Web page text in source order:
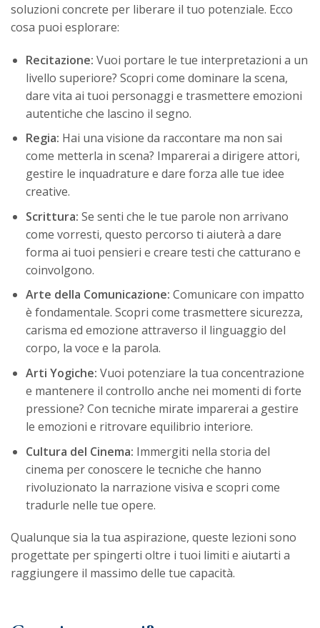
soluzioni concrete per liberare il tuo potenziale. Ecco
cosa puoi esplorare:
Recitazione: Vuoi portare le tue interpretazioni a un
livello superiore? Scopri come dominare la scena,
dare vita ai tuoi personaggi e trasmettere emozioni
autentiche che lascino il segno.
Regia: Hai una visione da raccontare ma non sai
come metterla in scena? Imparerai a dirigere attori,
gestire le inquadrature e dare forza alle tue idee
creative.
Scrittura: Se senti che le tue parole non arrivano
come vorresti, questo percorso ti aiuterà a dare
forma ai tuoi pensieri e creare testi che catturano e
coinvolgono.
Arte della Comunicazione: Comunicare con impatto
è fondamentale. Scopri come trasmettere sicurezza,
carisma ed emozione attraverso il linguaggio del
corpo, la voce e la parola.
Arti Yogiche: Vuoi potenziare la tua concentrazione
e mantenere il controllo anche nei momenti di forte
pressione? Con tecniche mirate imparerai a gestire
le emozioni e ritrovare equilibrio interiore.
Cultura del Cinema: Immergiti nella storia del
cinema per conoscere le tecniche che hanno
rivoluzionato la narrazione visiva e scopri come
tradurle nelle tue opere.
Qualunque sia la tua aspirazione, queste lezioni sono
progettate per spingerti oltre i tuoi limiti e aiutarti a
raggiungere il massimo delle tue capacità.